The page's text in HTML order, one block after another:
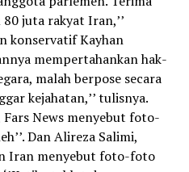
juta rakyat Iran,’’
konservatif Kayhan
mempertahankan hak-
malah berpose secara
kejahatan,’’ tulisnya.
News menyebut foto-
Dan Alireza Salimi,
Iran menyebut foto-foto